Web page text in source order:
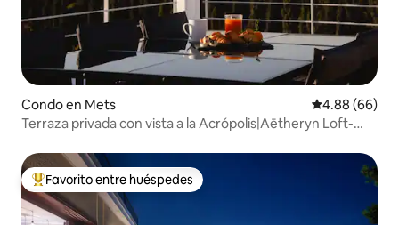
Condo en Mets Calificación
4.88 (66)
Terraza privada con vista a la Acrópolis|Aētheryn Loft-
Favorito entre huéspedes preferido
Favorito entre huéspedes